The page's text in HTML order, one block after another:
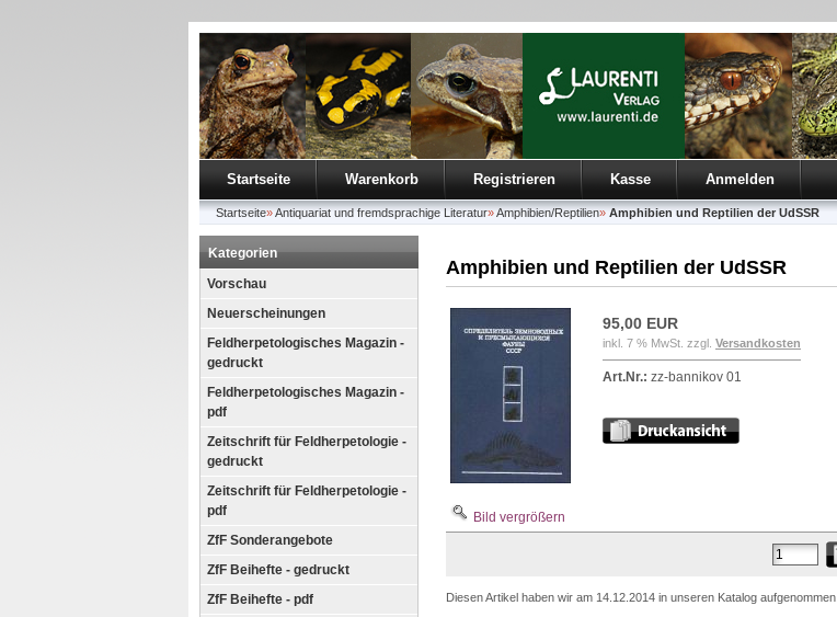
Startseite Warenkorb Registrieren Kasse Anmelden
Startseite»Antiquariat und fremdsprachige Literatur»Amphibien/Reptilien» Amphibien und Reptilien der UdSSR
Kategorien
Vorschau
Neuerscheinungen
Feldherpetologisches Magazin -
gedruckt
Feldherpetologisches Magazin -
pdf
Zeitschrift für Feldherpetologie -
gedruckt
Zeitschrift für Feldherpetologie -
pdf
ZfF Sonderangebote
ZfF Beihefte - gedruckt
ZfF Beihefte - pdf
Amphibien und Reptilien der UdSSR
Bild vergrößern
95,00 EUR
inkl. 7 % MwSt. zzgl. Versandkosten
Art.Nr.: zz-bannikov 01
Diesen Artikel haben wir am 14.12.2014 in unseren Katalog aufgenommen.